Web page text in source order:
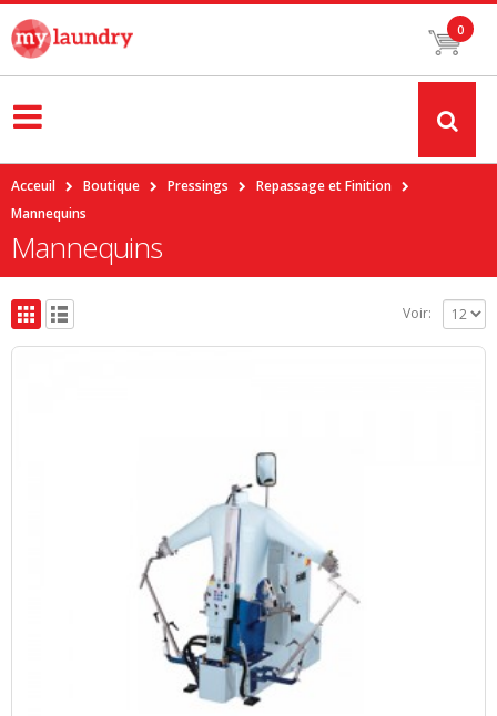
0
Acceuil Boutique Pressings
Repassage et Finition
Mannequins
Mannequins
Voir: